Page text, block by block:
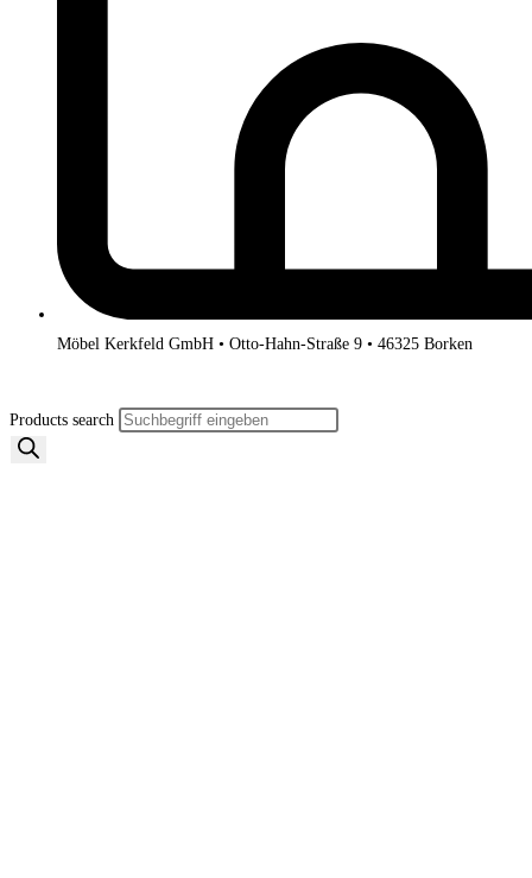
Möbel Kerkfeld GmbH • Otto-Hahn-Straße 9 • 46325 Borken
Products search